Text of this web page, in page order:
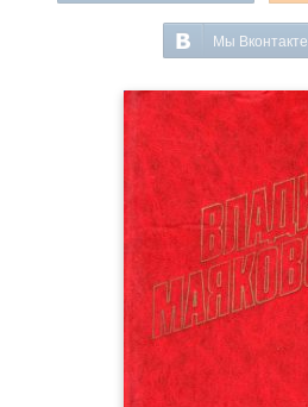
Мы Вконтакте